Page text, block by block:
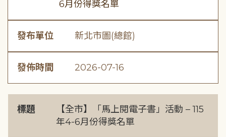
6月份得獎名單
發布單位 新北市圖(總館)
發佈時間 2026-07-16
標題
【全市】「馬上閱電子書」活動 – 115
年4-6月份得獎名單